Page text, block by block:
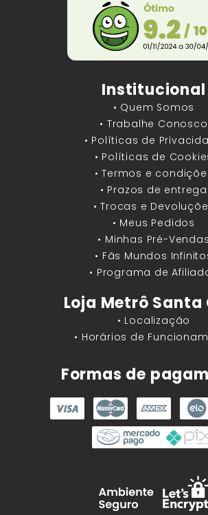
Institucional
• Quem Somos
• Trabalhe Conosco
• Políticas de
• Políticas de
• Termos e
• Prazos de entrega
• Trocas e
• Meus Pedidos
• Minhas Pré-Vendas
• Fãs Mundos
• Programa de
Loja Metrô Santa
• Localização
• Horários de
Formas de